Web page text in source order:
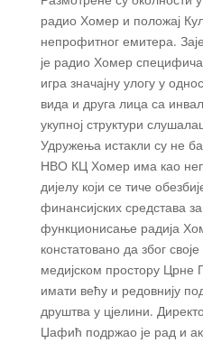
радио Хомер и положај
непрофитног емитера.
је радио Хомер
игра значајну улогу у
вида и друга лица са
укупној структури
Удружења истакли су не
НВО КЦ Хомер има као
дијелу који се тиче
финансијских средстава
функционисање радија
констатовано да због
медијском простору
имати већу и редовнију
друштва у цјелини.
Џафић подржао је рад и